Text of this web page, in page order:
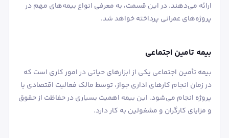
ارائه می‌دهند. در این قسمت، به معرفی انواع بیمه‌های مهم در
پروژه‌های عمرانی پرداخته خواهد شد.
بیمه تامین اجتماعی
بیمه تأمین اجتماعی یکی از ابزارهای حیاتی در امور کاری است که
در زمان انجام کارهای اداری جواز، توسط مالک فعالیت اقتصادی یا
پروژه انجام می‌شود. این بیمه اهمیت بسیاری در حفاظت از حقوق
و مزایای کارگران و مشغولین به کار دارد.